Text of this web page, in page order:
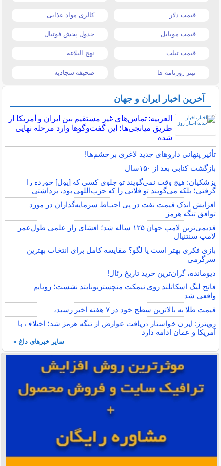
قیمت دلار کالری مواد غذایی
قیمت موبایل جدول پخش فوتبال
قیمت تبلت نهج البلاغه
تیتر روزنامه ها صحیفه سجادیه
آخرین اخبار ایران و جهان
العربیه: تماس‌های غیر مستقیم بین ایران و آمریکا از
طریق میانجی‌ها؛ این گفت‌و‌گو‌ها وارد مرحله نهایی
شده
تأثیر پنهانی داروهای جدید لاغری بر چشم‌ها!
بازگشت کتابی بعد از ۱۵۰سال
پزشکیان: هیچ وقت نمی‌گویند تو جلوی کسی که [پول] خورده را
گرفتی؛ بلکه می‌گویند تو فلانی را که حزب‌اللهی بود، برداشتی
افزایش اندک قیمت نفت در پی احتیاط سرمایه‌گذاران در مورد
توافق تنگه هرمز
قدیمی‌ترین لامپ جهان ۱۲۵ ساله شد؛ افشای راز علمی طول‌عمر
لامپ سنتنیال
بازی فکری بهتر است یا لگو؟ مقایسه کامل برای انتخاب بهترین
سرگرمی
دیومانده، گران‌ترین خرید تاریخ رئال!
فاتح لیگ اسکاتلند روی نیمکت منچستریونایتد نشست؛ رویایم
واقعی شد
قیمت طلا به بالاترین سطح خود در ۷ هفته اخیر رسید،
رویترز: ایران خواستار دریافت عوارض از تنگه هرمز شد؛ اختلاف با
آمریکا و عمان ادامه دارد
سایر خبرهای داغ »